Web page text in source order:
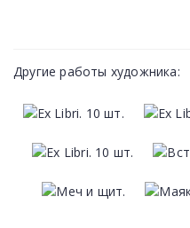
Другие работы художника: